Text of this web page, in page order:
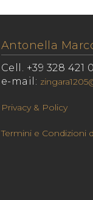
Antonella
Cell. +39 328 421
e-mail:
Privacy & Policy
Termini e Condizioni